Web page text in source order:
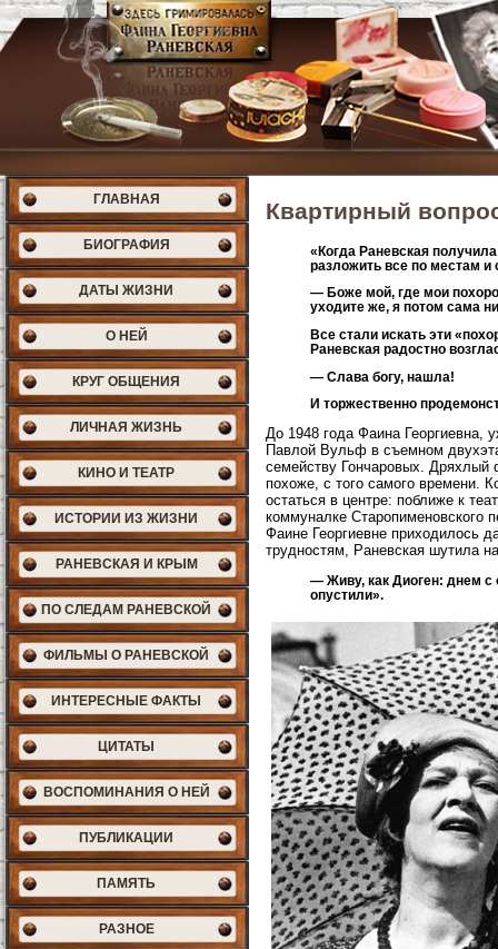
ГЛАВНАЯ
БИОГРАФИЯ
ДАТЫ ЖИЗНИ
О НЕЙ
КРУГ ОБЩЕНИЯ
ЛИЧНАЯ ЖИЗНЬ
КИНО И ТЕАТР
ИСТОРИИ ИЗ ЖИЗНИ
РАНЕВСКАЯ И КРЫМ
ПО СЛЕДАМ РАНЕВСКОЙ
ФИЛЬМЫ О РАНЕВСКОЙ
ИНТЕРЕСНЫЕ ФАКТЫ
ЦИТАТЫ
ВОСПОМИНАНИЯ О НЕЙ
ПУБЛИКАЦИИ
ПАМЯТЬ
РАЗНОЕ
Квартирный
«Когда Раневская
разложить все по местам и
— Боже мой, где мои
уходите же, я потом сама
Все стали искать эти
Раневская радостно
— Слава богу, нашла!
И торжественно
До 1948 года Фаина Георгиевна,
Павлой Вульф в съемном
семейству Гончаровых. Дряхлый
похоже, с того самого времени.
остаться в центре: поближе к
коммуналке Старопименовского
Фаине Георгиевне приходилось
трудностям, Раневская шутила
— Живу, как Диоген: днем с
опустили».